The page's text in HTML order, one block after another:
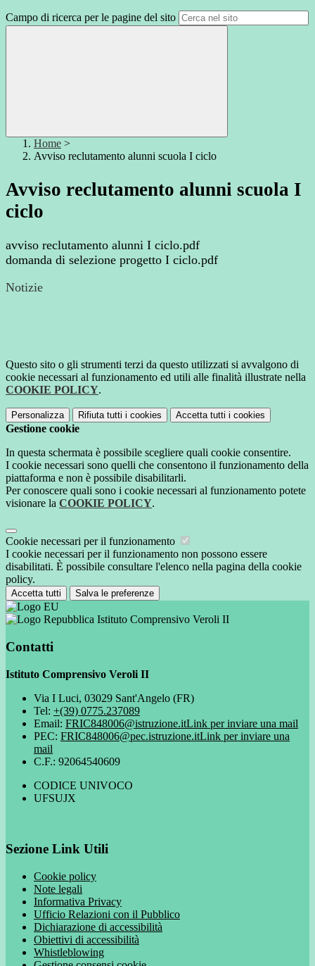
Campo di ricerca per le pagine del sito
Home >
Avviso reclutamento alunni scuola I ciclo
Avviso reclutamento alunni scuola I
ciclo
avviso reclutamento alunni I ciclo.pdf
domanda di selezione progetto I ciclo.pdf
Notizie
Questo sito o gli strumenti terzi da questo utilizzati si avvalgono di
cookie necessari al funzionamento ed utili alle finalità illustrate nella
COOKIE POLICY.
Personalizza Rifiuta tutti i cookies Accetta tutti i cookies
Gestione cookie
In questa schermata è possibile scegliere quali cookie consentire.
I cookie necessari sono quelli che consentono il funzionamento della
piattaforma e non è possibile disabilitarli.
Per conoscere quali sono i cookie necessari al funzionamento potete
visionare la COOKIE POLICY.
Cookie necessari per il funzionamento
I cookie necessari per il funzionamento non possono essere
disabilitati. È possibile consultare l'elenco nella pagina della cookie
policy.
Accetta tutti Salva le preferenze
Istituto Comprensivo Veroli II
Contatti
Istituto Comprensivo Veroli II
Via I Luci, 03029 Sant'Angelo (FR)
Tel: +(39) 0775.237089
Email: FRIC848006@istruzione.itLink per inviare una mail
PEC: FRIC848006@pec.istruzione.itLink per inviare una
mail
C.F.: 92064540609
CODICE UNIVOCO
UFSUJX
Sezione Link Utili
Cookie policy
Note legali
Informativa Privacy
Ufficio Relazioni con il Pubblico
Dichiarazione di accessibilità
Obiettivi di accessibilità
Whistleblowing